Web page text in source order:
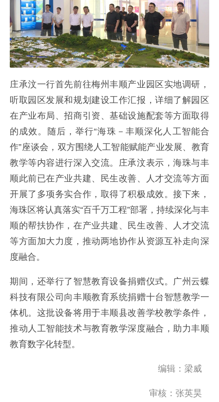
庄承汶一行首先前往梅州丰顺产业园区实地调研，
听取园区发展和规划建设工作汇报，详细了解园区
在产业布局、招商引资、基础设施配套等方面取得
的成效。随后，举行“海珠－丰顺深化人工智能合
作”座谈会，双方围绕人工智能赋能产业发展、教育
教学等内容进行深入交流。庄承汶表示，海珠与丰
顺此前已在产业共建、民生改善、人才交流等方面
开展了多项务实合作，取得了积极成效。接下来，
海珠区将认真落实“百千万工程”部署，持续深化与丰
顺的帮扶协作，在产业共建、民生改善、人才交流
等方面加大力度，推动两地协作从资源互补走向深
度融合。
期间，还举行了智慧教育设备捐赠仪式。广州云蝶
科技有限公司向丰顺教育系统捐赠十台智慧教学一
体机。这批设备将用于丰顺县改善学校教学条件，
推动人工智能技术与教育教学深度融合，助力丰顺
教育数字化转型。
编辑：梁威
审核：张英昊